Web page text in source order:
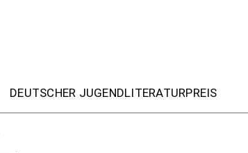
DEUTSCHER JUGENDLITERATURPREIS